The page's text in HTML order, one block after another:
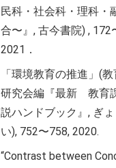
民科・社会科・理科・
合〜』, 古今書院) , 172
2021．
「環境教育の推進」(
研究会編『最新 教育
説ハンドブック』, ぎ
い), 752〜758, 2020.
“Contrast between